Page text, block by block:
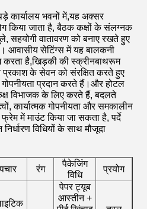
कार्यालय भवनों में,यह अक्सर
किया जाता है, बैठक कक्षों के संलग्नक
सहयोगी वातावरण को बनाए रखते हुए
आवासीय सेटिंग्स में यह बालकनी
करता है,खिड़की की स्क्रीनबाथरूम
के सेवन को संरक्षित करते हुए
प्रदान करते हैं।और होटल
विभाजक के लिए करते हैं, बदलते
कार्यात्मक गोपनीयता और समकालीन
में माउंट किया जा सकता है, पर्दे
विधियों के साथ मौजूदा
रंग
पैकेजिंग
विधि
प्रयोग
पेपर ट्यूब
आस्तीन +